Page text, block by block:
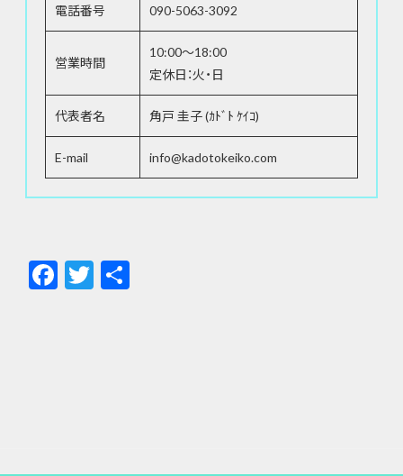
電話番号 090-5063-3092
営業時間
10:00～18:00
定休日：火・日
代表者名 角戸 圭子 (ｶﾄﾞﾄ ｹｲｺ)
E-mail info@kadotokeiko.com
F
ac
T
w